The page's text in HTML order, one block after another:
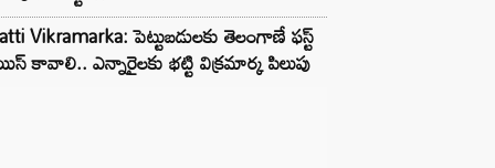
Vikramarka: పెట్టుబడులకు తెలంగాణే ఫస్ట్
కావాలి.. ఎన్నారైలకు భట్టి విక్రమార్క పిలుపు